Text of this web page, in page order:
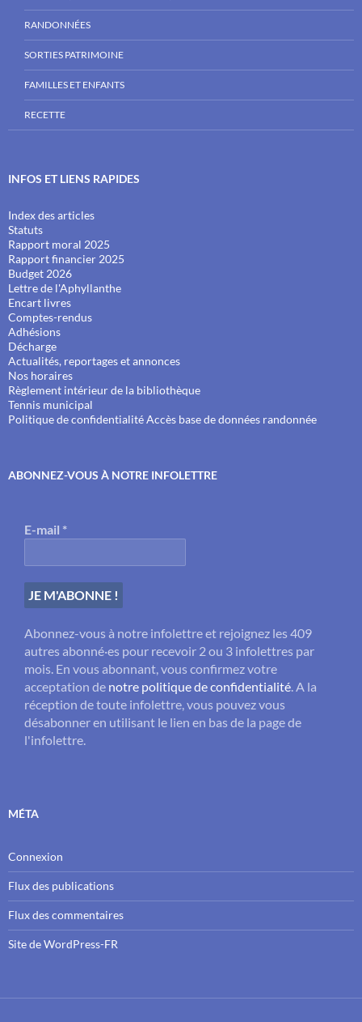
RANDONNÉES
SORTIES PATRIMOINE
FAMILLES ET ENFANTS
RECETTE
INFOS ET LIENS RAPIDES
Index des articles
Statuts
Rapport moral 2025
Rapport financier 2025
Budget 2026
Lettre de l'Aphyllanthe
Encart livres
Comptes-rendus
Adhésions
Décharge
Actualités, reportages et annonces
Nos horaires
Règlement intérieur de la bibliothèque
Tennis municipal
Politique de confidentialitéAccès base de données randonnée
ABONNEZ-VOUS À NOTRE INFOLETTRE
E-mail *
Abonnez-vous à notre infolettre et rejoignez les 409
autres abonné·es pour recevoir 2 ou 3 infolettres par
mois. En vous abonnant, vous confirmez votre
acceptation de notre politique de confidentialité . A la
réception de toute infolettre, vous pouvez vous
désabonner en utilisant le lien en bas de la page de
l'infolettre.
MÉTA
Connexion
Flux des publications
Flux des commentaires
Site de WordPress-FR